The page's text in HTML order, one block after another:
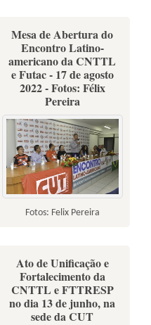
Mesa de Abertura do
Encontro Latino-
americano da CNTTL
e Futac - 17 de agosto
2022 - Fotos: Félix
Pereira
Fotos: Felix Pereira
Ato de Unificação e
Fortalecimento da
CNTTL e FTTRESP
no dia 13 de junho, na
sede da CUT